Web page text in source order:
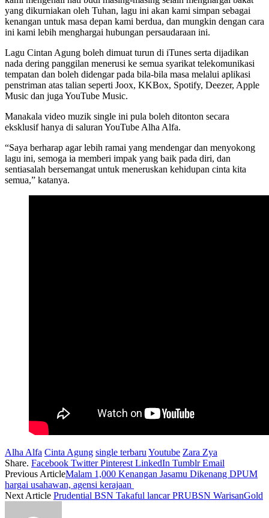
yang dikurniakan oleh Tuhan, lagu ini akan kami simpan sebagai
kenangan untuk masa depan kami berdua, dan mungkin dengan cara
ini kami lebih menghargai hubungan persaudaraan ini.
Lagu Cintan Agung boleh dimuat turun di iTunes serta dijadikan
nada dering panggilan menerusi ke semua syarikat telekomunikasi
tempatan dan boleh didengar pada bila-bila masa melalui aplikasi
penstriman atas talian seperti Joox, KKBox, Spotify, Deezer, Apple
Music dan juga YouTube Music.
Manakala video muzik single ini pula boleh ditonton secara
eksklusif hanya di saluran YouTube Alha Alfa.
“Saya berharap agar lebih ramai yang mendengar dan menyokong
lagu ini, semoga ia memberi impak yang baik pada diri, dan
sentiasalah bersemangat untuk meneruskan kehidupan cinta kita
semua,” katanya.
Alha Alfa Cinta Agung single terbaru Youtube Zara Zya
Share. Facebook Twitter Pinterest LinkedIn Tumblr Email
Previous ArticleMalam 1,000 Kenangan Jasamu Dikenang DPUM
hargai usahawan, agensi kerajaan
Next Article Prudential BSN Takaful lancar PRUBSN WarisanGold